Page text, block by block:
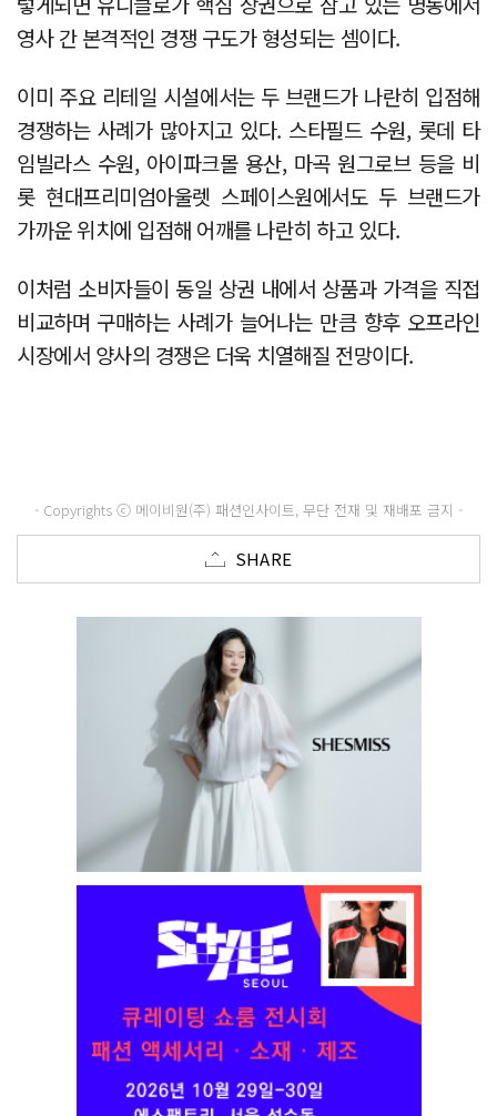
영사 간 본격적인 경쟁 구도가 형성되는 셈이다.
이미 주요 리테일 시설에서는 두 브랜드가 나란히 입점해
경쟁하는 사례가 많아지고 있다. 스타필드 수원, 롯데 타
임빌라스 수원, 아이파크몰 용산, 마곡 원그로브 등을 비
롯 현대프리미엄아울렛 스페이스원에서도 두 브랜드가
가까운 위치에 입점해 어깨를 나란히 하고 있다.
이처럼 소비자들이 동일 상권 내에서 상품과 가격을 직접
비교하며 구매하는 사례가 늘어나는 만큼 향후 오프라인
시장에서 양사의 경쟁은 더욱 치열해질 전망이다.
- Copyrights ⓒ 메이비원(주) 패션인사이트, 무단 전재 및 재배포 금지 -
SHARE